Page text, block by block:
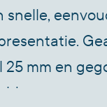
snelle,
25 mm en